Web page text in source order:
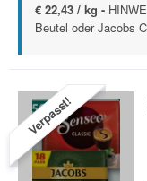
€ 22,43 / kg -
Beutel oder Jacobs
Verpasst!